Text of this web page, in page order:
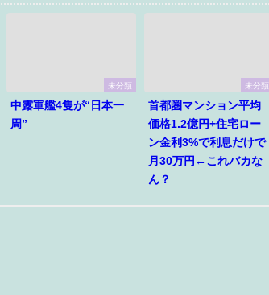
未分類
中露軍艦4隻が“日本一
周”
未分類
首都圏マンション平均
価格1.2億円+住宅ロー
ン金利3%で利息だけで
月30万円←これバカな
ん？